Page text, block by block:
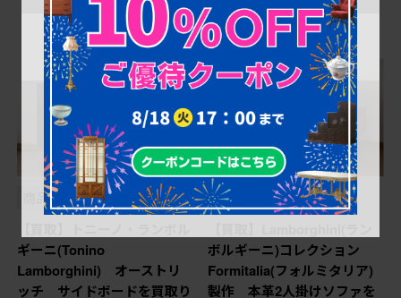
商品番号 B-055676
ギーニ(Tonino
Lamborghini) オーストリ
ッチ サイドボードを買取り
商品番号 B-052541
ボルギーニ)コレクション
Formitalia(フォルミタリア)
製作 本革2人掛けソファを